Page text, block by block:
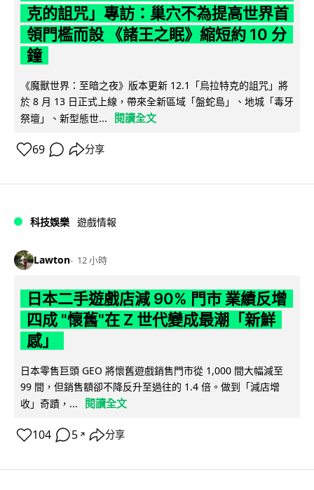
克的詛咒」專訪：巢穴不為提高世界首
領門檻而設 《諸王之眠》縮短約 10 分
鐘
《魔獸世界：至暗之夜》版本更新 12.1「烏拉特克的詛咒」將
於 8 月 13 日正式上線，帶來全新區域「盤蛇島」、地城「毒牙
祭壇」、新型態世...
閱讀全文
69 分享
科技娛樂 遊戲情報
Lawton 12 小時
日本二手遊戲店減 90% 門市 業績反增
四成 "懷舊"在 Z 世代變成最潮「新鮮
感」
日本零售巨頭 GEO 將懷舊遊戲銷售門市從 1,000 間大幅減至
99 間，但銷售額卻不降反升至過往的 1.4 倍。做到「減店增
收」奇蹟，...
閱讀全文
104 5 ↗ 分享